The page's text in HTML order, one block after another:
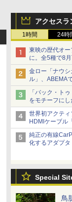
アクセスラ
1時間 24時
東映の歴代オ
に。全5種で8
金ロー「ナウ
ル」、ABEMA
など。夏の特
「バック・ト
をモチーフに
世界初アクテ
HDMIケーブル
から
純正の有線
化するアダプタ
Special
鳥